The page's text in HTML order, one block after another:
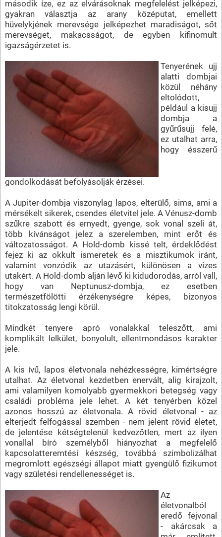
második íze, ez az elvárásoknak megfelelést jelképezi,
gyakran választja az arany középutat, emellett
hüvelykjének merevsége jelképezhet maradiságot, sőt
merevséget, makacsságot, de egyben kifinomult
igazságérzetet is.
Tenyerének ujj
alatti dombjai
közül néhány
eltolódott,
például a kisujj
dombja a
gyűrűsujj felé,
ez utalhat arra,
hogy ésszerű
gondolkodását befolyásolják érzései.
A Jupiter-dombja viszonylag lapos, elterülő, sima, ami a
mérsékelt sikerek, csendes életvitel jele. A Vénusz-domb
szűkre szabott és ernyedt, gyenge, sok vonal szeli át,
több kívánságot jelez a szerelemben, mint erőt és
változatosságot. A Hold-domb kissé telt, érdeklődést
fejez ki az okkult ismeretek és a misztikumok iránt,
valamint vonzódik az utazásért, különösen a vizes
utakért. A Hold-domb alján lévő ki kidudorodás, arról vall,
hogy van Neptunusz-dombja, ez esetben
természetfölötti érzékenységre képes, bizonyos
titokzatosság lengi körül.
Mindkét tenyere apró vonalakkal teleszőtt, ami
komplikált lelkület, bonyolult, ellentmondásos karakter
jele.
A kis ívű, lapos életvonala nehézkességre, kimértségre
utalhat. Az életvonal kezdetben enervált, alig kirajzolt,
ami valamilyen komolyabb gyermekkori betegség vagy
családi probléma jele lehet. A két tenyérben közel
azonos hosszú az életvonala. A rövid életvonal - az
elterjedt felfogással szemben - nem jelent rövid életet,
de jelentése kétségtelenül kedvezőtlen, mert az ilyen
vonallal bíró személyből hiányozhat a megfelelő
kapcsolatteremtési készség, továbbá szimbolizálhat
megromlott egészségi állapot miatt gyengülő fizikumot
vagy születési rendellenességet is.
Az
életvonalból
eredő fejvonal
- akárcsak a